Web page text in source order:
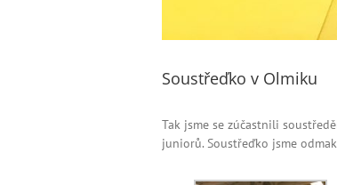
Soustřeďko v Olmiku
Tak jsme se zúčastnili
juniorů. Soustřeďko jsme